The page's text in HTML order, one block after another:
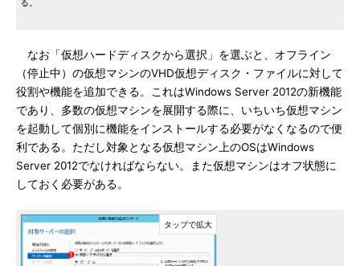
る。
なお「仮想ハードディスクから選択」を選ぶと、オフライン
（停止中）の仮想マシンのVHD仮想ディスク・ファイルに対して
役割や機能を追加できる。これはWindows Server 2012の新機能
であり、多数の仮想マシンを展開する際に、いちいち仮想マシン
を起動して個別に機能をインストールする必要がなくなるので便
利である。ただし対象となる仮想マシン上のOSはWindows
Server 2012でなければならない。また仮想マシンはオフ状態に
しておく必要がある。